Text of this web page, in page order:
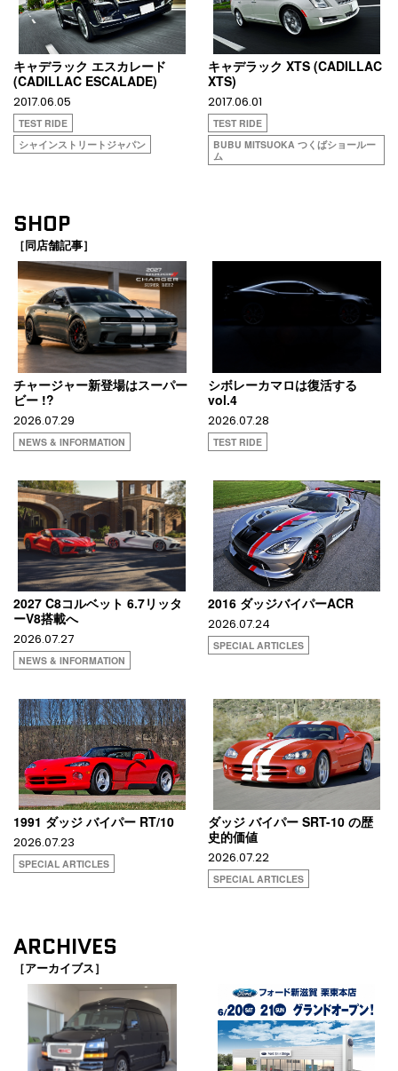
キャデラック エスカレード
(CADILLAC ESCALADE)
2017.06.05
TEST RIDE
シャインストリートジャパン
キャデラック XTS (CADILLAC
XTS)
2017.06.01
TEST RIDE
BUBU MITSUOKA つくばショールー
ム
SHOP
［同店舗記事］
チャージャー新登場はスーパー
ビー !?
2026.07.29
NEWS & INFORMATION
シボレーカマロは復活する
vol.4
2026.07.28
TEST RIDE
2027 C8コルベット 6.7リッタ
ーV8搭載へ
2026.07.27
NEWS & INFORMATION
2016 ダッジバイパーACR
2026.07.24
SPECIAL ARTICLES
1991 ダッジ バイパー RT/10
2026.07.23
SPECIAL ARTICLES
ダッジ バイパー SRT-10 の歴
史的価値
2026.07.22
SPECIAL ARTICLES
ARCHIVES
［アーカイブス］